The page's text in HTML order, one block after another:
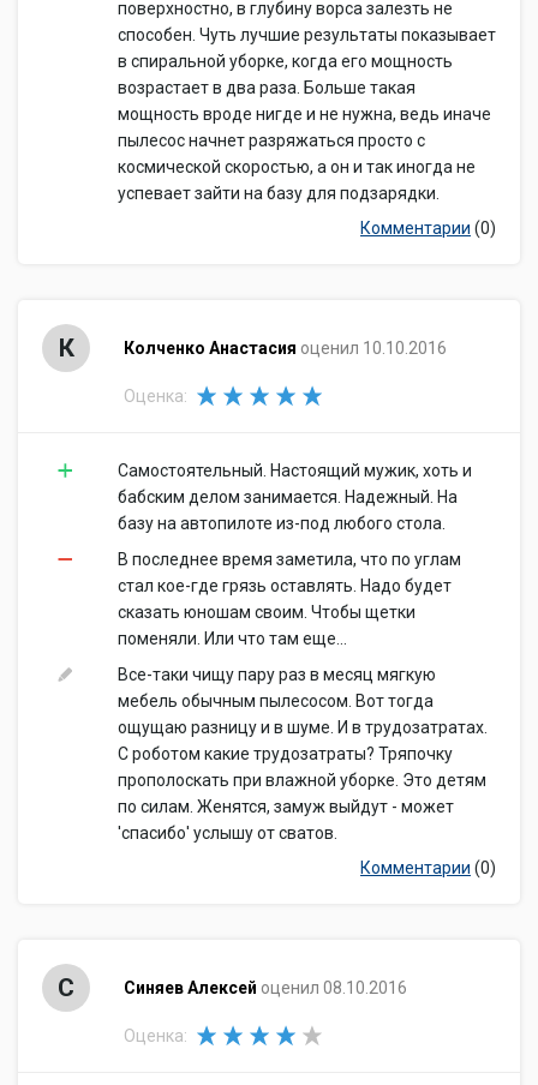
поверхностно, в глубину ворса залезть не
способен. Чуть лучшие результаты показывает
в спиральной уборке, когда его мощность
возрастает в два раза. Больше такая
мощность вроде нигде и не нужна, ведь иначе
пылесос начнет разряжаться просто с
космической скоростью, а он и так иногда не
успевает зайти на базу для подзарядки.
Комментарии (0)
К Колченко Анастасия оценил 10.10.2016
Оценка:
Самостоятельный. Настоящий мужик, хоть и
бабским делом занимается. Надежный. На
базу на автопилоте из-под любого стола.
В последнее время заметила, что по углам
стал кое-где грязь оставлять. Надо будет
сказать юношам своим. Чтобы щетки
поменяли. Или что там еще...
Все-таки чищу пару раз в месяц мягкую
мебель обычным пылесосом. Вот тогда
ощущаю разницу и в шуме. И в трудозатратах.
С роботом какие трудозатраты? Тряпочку
прополоскать при влажной уборке. Это детям
по силам. Женятся, замуж выйдут - может
'спасибо' услышу от сватов.
Комментарии (0)
С Синяев Алексей оценил 08.10.2016
Оценка: